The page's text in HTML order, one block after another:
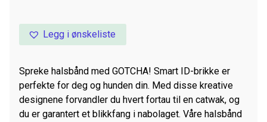
Legg i ønskeliste
Spreke halsbånd med GOTCHA! Smart ID-brikke er
perfekte for deg og hunden din. Med disse kreative
designene forvandler du hvert fortau til en catwak, og
du er garantert et blikkfang i nabolaget. Våre halsbånd